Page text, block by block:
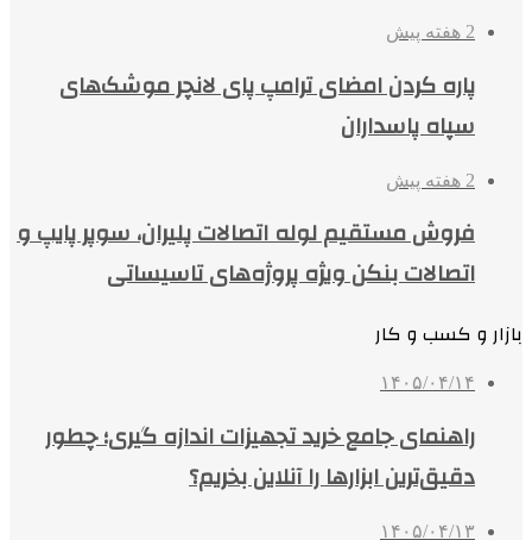
2 هفته پیش
پاره کردن امضای ترامپ پای لانچر موشک‌های
سپاه پاسداران
2 هفته پیش
فروش مستقیم لوله اتصالات پلیران، سوپر پایپ و
اتصالات بنکن ویژه پروژه‌های تاسیساتی
بازار و کسب و کار
۱۴۰۵/۰۴/۱۴
راهنمای جامع خرید تجهیزات اندازه گیری؛ چطور
دقیق‌ترین ابزارها را آنلاین بخریم؟
۱۴۰۵/۰۴/۱۳